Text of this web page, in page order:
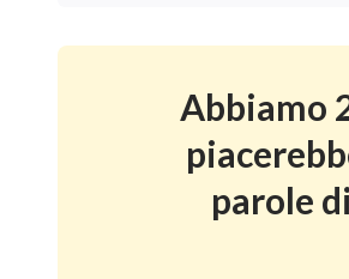
Abbiamo
parole